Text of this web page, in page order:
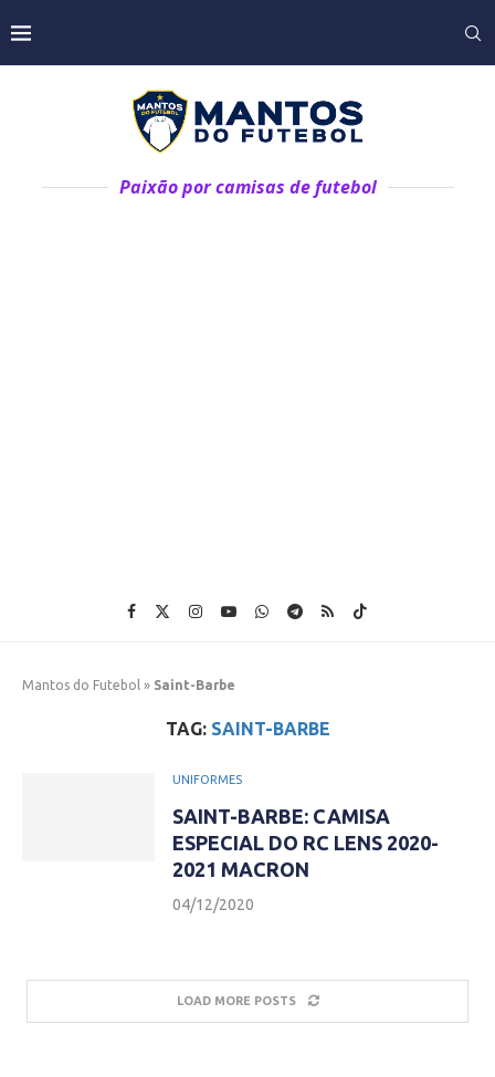
Paixão por camisas de futebol
Mantos do Futebol » Saint-Barbe
TAG: SAINT-BARBE
UNIFORMES
SAINT-BARBE: CAMISA
ESPECIAL DO RC LENS 2020-
2021 MACRON
04/12/2020
LOAD MORE POSTS